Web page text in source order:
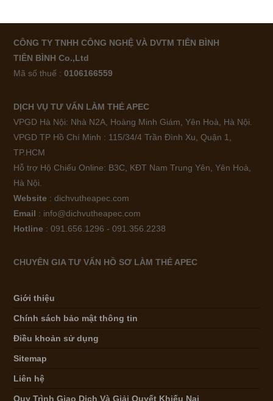
CÔNG TY TNHH CÔNG NGHỆ VÀ DVTM TIÊN BÌNH
TIÊN BÌNH Co.,Ltd
Mã số thuế :0106166559
DỊCH VỤ TƯ VẤN LÀM THẺ APEC
VPGD Hà Nội: Nhà N2A, Hoàng Minh Giám, Yên Hoà, Hà Nội.
VPGD TP Hồ Chí Minh : 115/34/4 Trần Đình Xu, Quận 1,
TP.HCM
Hỗ trợ Hộ Chiếu Online: B3C, KĐT Nam Trung Yên, Yên Hoà,
Hà Nội.
Website : dichvutheapec.com
Email : info@dichvutheapec.com
Hotline : 091.656.1296 - 091.356.2238
CHUYÊN GIA TƯ VẤN HỒ SƠ LÀM THẺ APEC
Giới thiệu
Chính sách bảo mật thông tin
Điều khoản sử dụng
Sitemap
Liên hệ
Quy Trình Giao Dịch Và Giải Quyết Khiếu Nại